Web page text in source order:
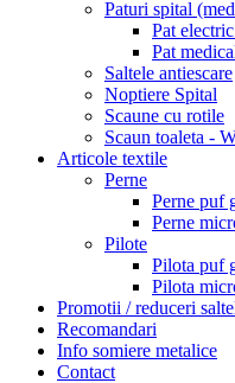
Paturi spital
Pat
Pat
Saltele antiescare
Noptiere Spital
Scaune cu rotile
Scaun toaleta -
Articole textile
Perne
Perne puf
Perne
Pilote
Pilota puf
Pilota
Promotii / reduceri
Recomandari
Info somiere metalice
Contact